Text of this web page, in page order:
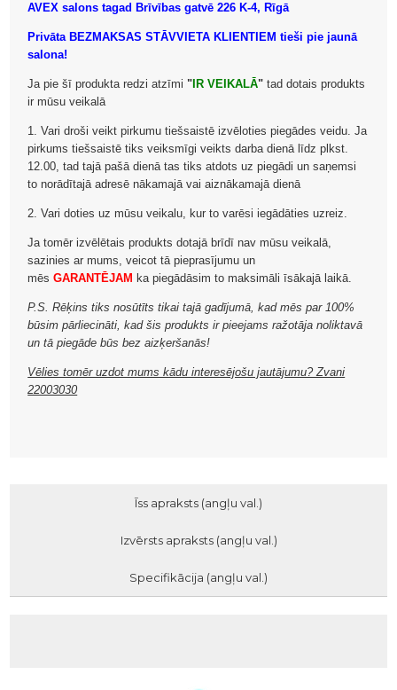
AVEX salons tagad Brīvības gatvē 226 K-4, Rīgā
Privāta BEZMAKSAS STĀVVIETA KLIENTIEM tieši pie jaunā
salona!
Ja pie šī produkta redzi atzīmi " IR VEIKALĀ" tad dotais produkts
ir mūsu veikalā
1. Vari droši veikt pirkumu tiešsaistē izvēloties piegādes veidu. Ja
pirkums tiešsaistē tiks veiksmīgi veikts darba dienā līdz plkst.
12.00, tad tajā pašā dienā tas tiks atdots uz piegādi un saņemsi
to norādītajā adresē nākamajā vai aiznākamajā dienā
2. Vari doties uz mūsu veikalu, kur to varēsi iegādāties uzreiz.
Ja tomēr izvēlētais produkts dotajā brīdī nav mūsu veikalā,
sazinies ar mums, veicot tā pieprasījumu un
mēsGARANTĒJAM ka piegādāsim to maksimāli īsākajā laikā.
P.S. Rēķins tiks nosūtīts tikai tajā gadījumā, kad mēs par 100%
būsim pārliecināti, kad šis produkts ir pieejams ražotāja noliktavā
un tā piegāde būs bez aizķeršanās!
Vēlies tomēr uzdot mums kādu interesējošu jautājumu? Zvani
22003030
Īss apraksts (angļu val.)
Izvērsts apraksts (angļu val.)
Specifikācija (angļu val.)